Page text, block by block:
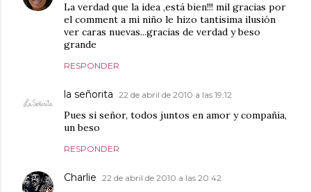
La verdad que la idea ,está bien!!! mil gracias por
el comment a mi niño le hizo tantisima ilusión
ver caras nuevas...gracias de verdad y beso
grande
RESPONDER
la señorita 22 de abril de 2010 a las 19:12
Pues si señor, todos juntos en amor y compañia,
un beso
RESPONDER
Charlie 22 de abril de 2010 a las 20:42